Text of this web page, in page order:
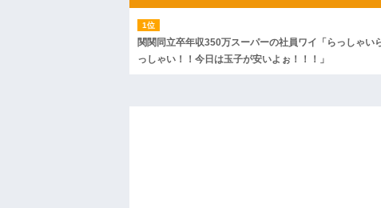
【悲報】佐藤輝明・・・２軍でも盛大にやら
れ
関関同立卒年収350万スーパーの社員ワイ「らっしゃい
っしゃい！！今日は玉子が安いよぉ！！！」